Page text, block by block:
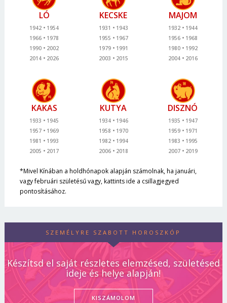
LÓ
1942
1954
1966
1978
1990
2002
2014
2026
KECSKE
1931
1943
1955
1967
1979
1991
2003
2015
MAJOM
1932
1944
1956
1968
1980
1992
2004
2016
KAKAS
1933
1945
1957
1969
1981
1993
2005
2017
KUTYA
1934
1946
1958
1970
1982
1994
2006
2018
DISZNÓ
1935
1947
1959
1971
1983
1995
2007
2019
*Mivel Kínában a holdhónapok alapján számolnak, ha januári,
vagy februári születésű vagy, kattints ide a csillagjegyed
pontosításához.
SZEMÉLYRE SZABOTT HOROSZKÓP
Készítsd el saját részletes elemzésed, születésed
ideje és helye alapján!
KISZÁMOLOM